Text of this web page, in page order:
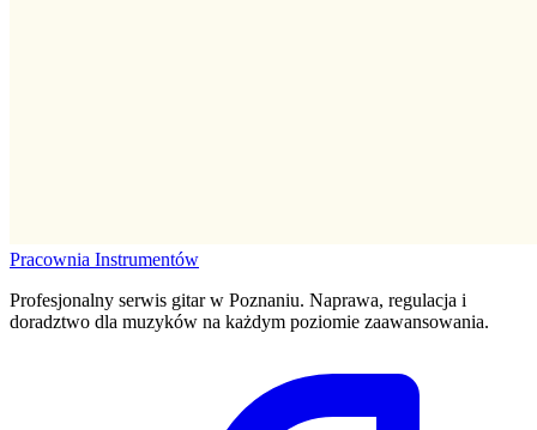
Pracownia Instrumentów
Profesjonalny serwis gitar w Poznaniu. Naprawa, regulacja i
doradztwo dla muzyków na każdym poziomie zaawansowania.